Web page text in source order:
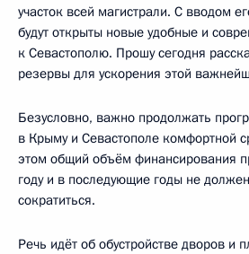
участок всей магистрали. С вводом
будут открыты новые удобные и
к Севастополю. Прошу сегодня
резервы для ускорения этой
Безусловно, важно продолжать
в Крыму и Севастополе комфортной
этом общий объём финансирования
году и в последующие годы не
сократиться.
Речь идёт об обустройстве дворов и